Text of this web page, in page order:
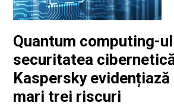
Quantum computing-
securitatea
Kaspersky evidențiază
mari trei riscuri